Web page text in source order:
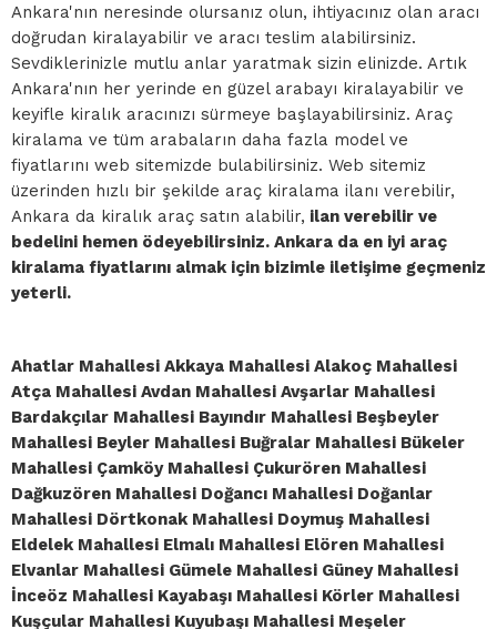
Ankara'nın neresinde olursanız olun, ihtiyacınız olan aracı
doğrudan kiralayabilir ve aracı teslim alabilirsiniz.
Sevdiklerinizle mutlu anlar yaratmak sizin elinizde. Artık
Ankara'nın her yerinde en güzel arabayı kiralayabilir ve
keyifle kiralık aracınızı sürmeye başlayabilirsiniz. Araç
kiralama ve tüm arabaların daha fazla model ve
fiyatlarını web sitemizde bulabilirsiniz. Web sitemiz
üzerinden hızlı bir şekilde araç kiralama ilanı verebilir,
Ankara da kiralık araç satın alabilir, ilan verebilir ve
bedelini hemen ödeyebilirsiniz. Ankara da en iyi araç
kiralama fiyatlarını almak için bizimle iletişime geçmeniz
yeterli.
Ahatlar Mahallesi Akkaya Mahallesi Alakoç Mahallesi
Atça Mahallesi Avdan Mahallesi Avşarlar Mahallesi
Bardakçılar Mahallesi Bayındır Mahallesi Beşbeyler
Mahallesi Beyler Mahallesi Buğralar Mahallesi Bükeler
Mahallesi Çamköy Mahallesi Çukurören Mahallesi
Dağkuzören Mahallesi Doğancı Mahallesi Doğanlar
Mahallesi Dörtkonak Mahallesi Doymuş Mahallesi
Eldelek Mahallesi Elmalı Mahallesi Elören Mahallesi
Elvanlar Mahallesi Gümele Mahallesi Güney Mahallesi
İnceöz Mahallesi Kayabaşı Mahallesi Körler Mahallesi
Kuşçular Mahallesi Kuyubaşı Mahallesi Meşeler